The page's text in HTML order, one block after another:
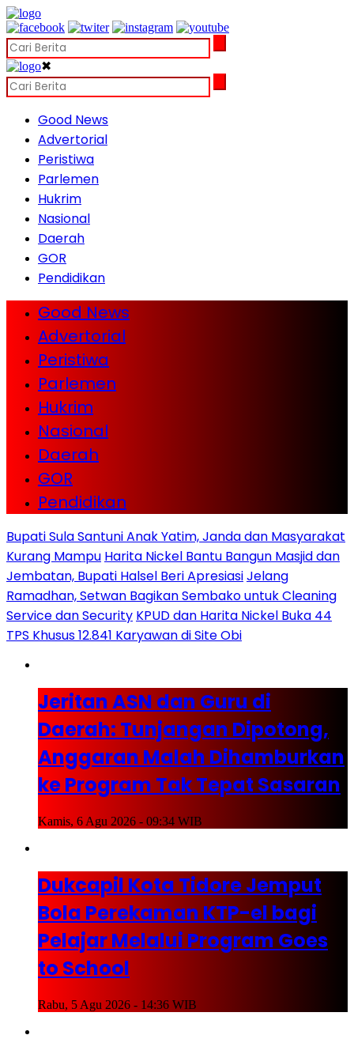
✖
Good News
Advertorial
Peristiwa
Parlemen
Hukrim
Nasional
Daerah
GOR
Pendidikan
Good News
Advertorial
Peristiwa
Parlemen
Hukrim
Nasional
Daerah
GOR
Pendidikan
Bupati Sula Santuni Anak Yatim, Janda dan Masyarakat
Kurang Mampu Harita Nickel Bantu Bangun Masjid dan
Jembatan, Bupati Halsel Beri ApresiasiJelang
Ramadhan, Setwan Bagikan Sembako untuk Cleaning
Service dan Security KPUD dan Harita Nickel Buka 44
TPS Khusus 12.841 Karyawan di Site Obi
Jeritan ASN dan Guru di
Daerah: Tunjangan Dipotong,
Anggaran Malah Dihamburkan
ke Program Tak Tepat Sasaran
Kamis, 6 Agu 2026 - 09:34 WIB
Dukcapil Kota Tidore Jemput
Bola Perekaman KTP-el bagi
Pelajar Melalui Program Goes
to School
Rabu, 5 Agu 2026 - 14:36 WIB